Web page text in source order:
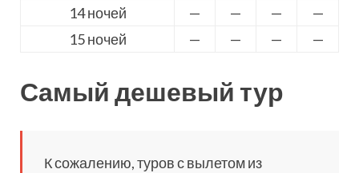
14 ночей
— — —
—
15 ночей
— — — —
Самый дешевый тур
К сожалению, туров с вылетом из